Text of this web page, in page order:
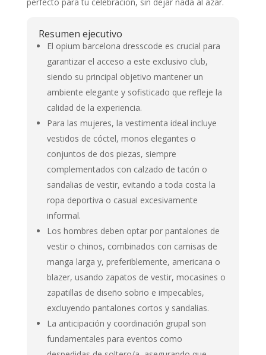
perfecto para tu celebración, sin dejar nada al azar.
Resumen ejecutivo
El opium barcelona dresscode es crucial para
garantizar el acceso a este exclusivo club,
siendo su principal objetivo mantener un
ambiente elegante y sofisticado que refleje la
calidad de la experiencia.
Para las mujeres, la vestimenta ideal incluye
vestidos de cóctel, monos elegantes o
conjuntos de dos piezas, siempre
complementados con calzado de tacón o
sandalias de vestir, evitando a toda costa la
ropa deportiva o casual excesivamente
informal.
Los hombres deben optar por pantalones de
vestir o chinos, combinados con camisas de
manga larga y, preferiblemente, americana o
blazer, usando zapatos de vestir, mocasines o
zapatillas de diseño sobrio e impecables,
excluyendo pantalones cortos y sandalias.
La anticipación y coordinación grupal son
fundamentales para eventos como